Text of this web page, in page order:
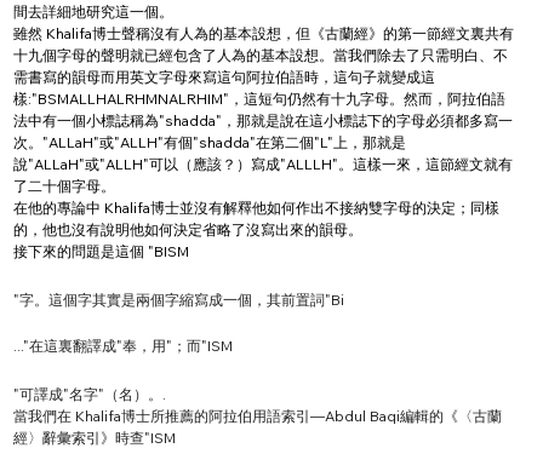
間去詳細地研究這一個。
雖然 Khalifa博士聲稱沒有人為的基本設想，但《古蘭經》的第一節經文裏共有
十九個字母的聲明就已經包含了人為的基本設想。當我們除去了只需明白、不
需書寫的韻母而用英文字母來寫這句阿拉伯語時，這句子就變成這
樣:"BSMALLHALRHMNALRHIM"，這短句仍然有十九字母。然而，阿拉伯語
法中有一個小標誌稱為"shadda"，那就是說在這小標誌下的字母必須都多寫一
次。"ALLaH"或"ALLH"有個"shadda"在第二個"L"上，那就是
說"ALLaH"或"ALLH"可以（應該？）寫成"ALLLH"。這樣一來，這節經文就有
了二十個字母。
在他的專論中 Khalifa博士並沒有解釋他如何作出不接納雙字母的決定；同樣
的，他也沒有說明他如何決定省略了沒寫出來的韻母。
接下來的問題是這個 "BISM
"字。這個字其實是兩個字縮寫成一個，其前置詞"Bi
..."在這裏翻譯成"奉，用"；而"ISM
"可譯成"名字"（名）。.
當我們在 Khalifa博士所推薦的阿拉伯用語索引—Abdul Baqi編輯的《〈古蘭
經〉辭彙索引》時查"ISM